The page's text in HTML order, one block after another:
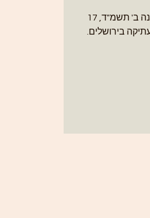
אנו מקיימים את תפילותינו המסורתיות בראש השנה ב' תשמ"ד, 17
בירושלים.